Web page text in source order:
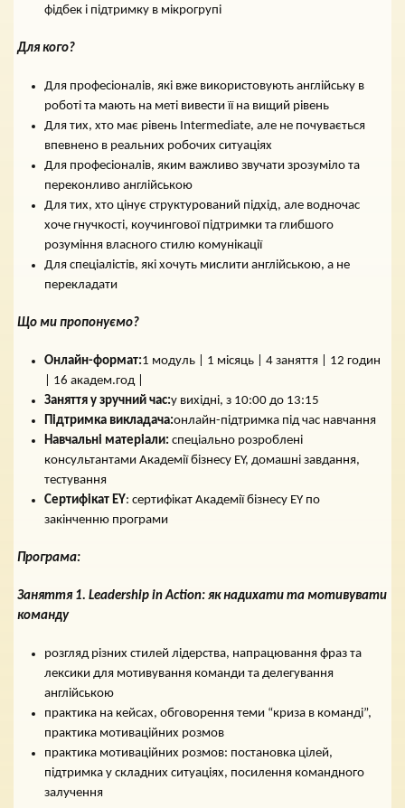
фідбек і підтримку в мікрогрупі
Для кого?
Для професіоналів, які вже використовують англійську в
роботі та мають на меті вивести її на вищий рівень
Для тих, хто має рівень Intermediate, але не почувається
впевнено в реальних робочих ситуаціях
Для професіоналів, яким важливо звучати зрозуміло та
переконливо англійською
Для тих, хто цінує структурований підхід, але водночас
хоче гнучкості, коучингової підтримки та глибшого
розуміння власного стилю комунікації
Для спеціалістів, які хочуть мислити англійською, а не
перекладати
Що ми пропонуємо?
Онлайн-формат:1 модуль | 1 місяць | 4 заняття | 12 годин
| 16 академ.год |
Заняття у зручний час:у вихідні, з 10:00 до 13:15
Підтримка викладача:онлайн-підтримка під час навчання
Навчальні матеріали:спеціально розроблені
консультантами Академії бізнесу EY, домашні завдання,
тестування
Сертифікат EY: сертифікат Академії бізнесу EY по
закінченню програми
Програма:
Заняття 1.Leadership in Action: як надихати та мотивувати
команду
розгляд різних стилей лідерства, напрацювання фраз та
лексики для мотивування команди та делегування
англійською
практика на кейсах, обговорення теми “криза в команді”,
практика мотиваційних розмов
практика мотиваційних розмов: постановка цілей,
підтримка у складних ситуаціях, посилення командного
залучення